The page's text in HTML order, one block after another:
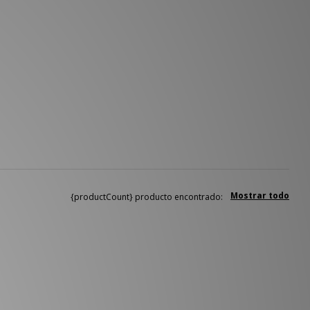
Mostrar todo
{productCount} producto encontrado: